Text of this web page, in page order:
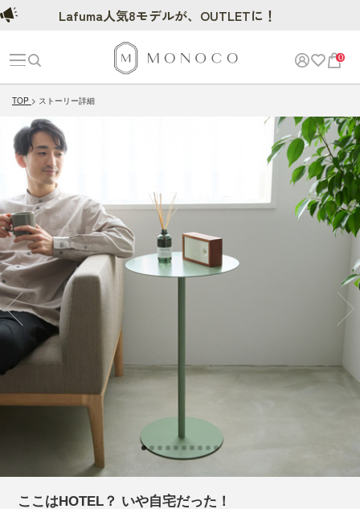
0
TOP ストーリー詳細
ここはHOTEL？ いや自宅だった！
Lafuma人気8モデルが、OUTLETに！